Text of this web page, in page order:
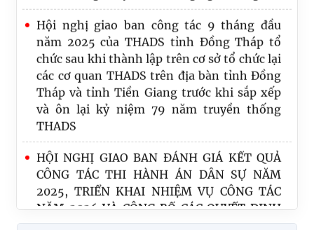
Hội nghị giao ban công tác 9 tháng đầu
năm 2025 của THADS tỉnh Đồng Tháp tổ
chức sau khi thành lập trên cơ sở tổ chức lại
các cơ quan THADS trên địa bàn tỉnh Đồng
Tháp và tỉnh Tiền Giang trước khi sắp xếp
và ôn lại kỷ niệm 79 năm truyền thống
THADS
HỘI NGHỊ GIAO BAN ĐÁNH GIÁ KẾT QUẢ
CÔNG TÁC THI HÀNH ÁN DÂN SỰ NĂM
2025, TRIỂN KHAI NHIỆM VỤ CÔNG TÁC
NĂM 2026 VÀ CÔNG BỐ CÁC QUYẾT ĐỊNH
VỀ CÔNG TÁC CÁN BỘ